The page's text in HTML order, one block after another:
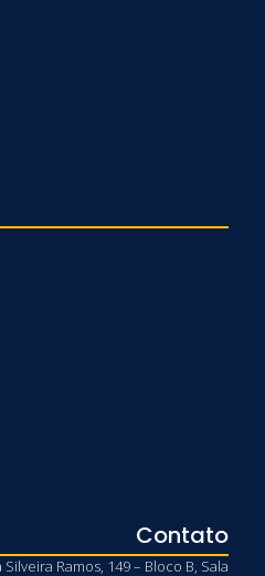
Contato
Silveira Ramos, 149 – Bloco B, Sala